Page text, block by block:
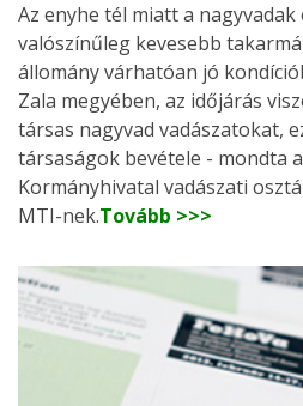
Az enyhe tél miatt a
valószínűleg kevesebb
állomány várhatóan jó
Zala megyében, az időjárás
társas nagyvad vadászatokat,
társaságok bevétele - mondta
Kormányhivatal vadászati
MTI-nek.Tovább >>>